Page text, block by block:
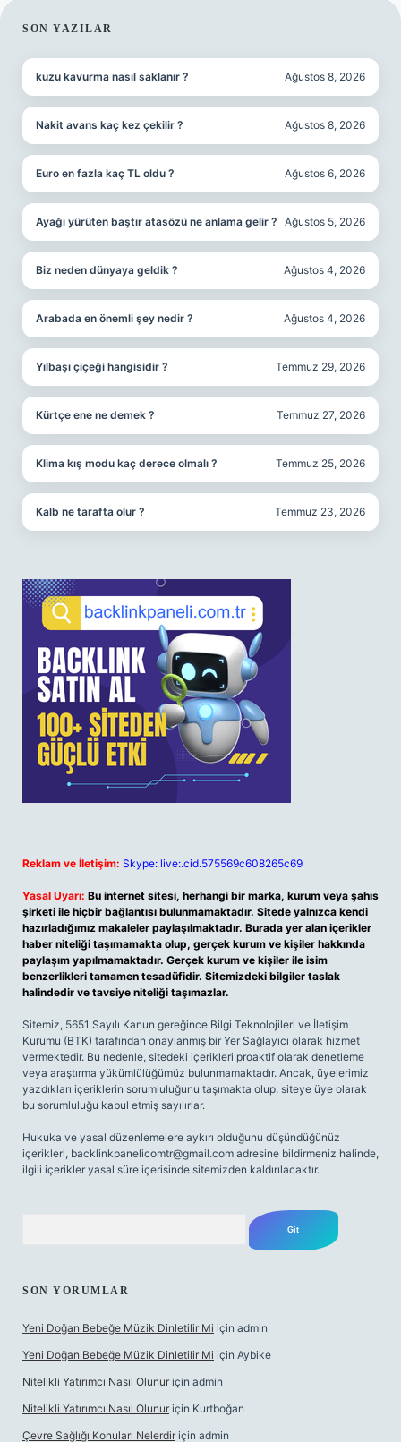
SIDEBAR
SON YAZILAR
kuzu kavurma nasıl saklanır ? Ağustos 8, 2026
Nakit avans kaç kez çekilir ? Ağustos 8, 2026
Euro en fazla kaç TL oldu ? Ağustos 6, 2026
Ayağı yürüten baştır atasözü ne anlama gelir ? Ağustos 5, 2026
Biz neden dünyaya geldik ? Ağustos 4, 2026
Arabada en önemli şey nedir ? Ağustos 4, 2026
Yılbaşı çiçeği hangisidir ? Temmuz 29, 2026
Kürtçe ene ne demek ? Temmuz 27, 2026
Klima kış modu kaç derece olmalı ? Temmuz 25, 2026
Kalb ne tarafta olur ? Temmuz 23, 2026
Reklam ve İletişim: Skype: live:.cid.575569c608265c69
Yasal Uyarı: Bu internet sitesi, herhangi bir marka, kurum veya şahıs
şirketi ile hiçbir bağlantısı bulunmamaktadır. Sitede yalnızca kendi
hazırladığımız makaleler paylaşılmaktadır. Burada yer alan içerikler
haber niteliği taşımamakta olup, gerçek kurum ve kişiler hakkında
paylaşım yapılmamaktadır. Gerçek kurum ve kişiler ile isim
benzerlikleri tamamen tesadüfidir. Sitemizdeki bilgiler taslak
halindedir ve tavsiye niteliği taşımazlar.
Sitemiz, 5651 Sayılı Kanun gereğince Bilgi Teknolojileri ve İletişim
Kurumu (BTK) tarafından onaylanmış bir Yer Sağlayıcı olarak hizmet
vermektedir. Bu nedenle, sitedeki içerikleri proaktif olarak denetleme
veya araştırma yükümlülüğümüz bulunmamaktadır. Ancak, üyelerimiz
yazdıkları içeriklerin sorumluluğunu taşımakta olup, siteye üye olarak
bu sorumluluğu kabul etmiş sayılırlar.
Hukuka ve yasal düzenlemelere aykırı olduğunu düşündüğünüz
içerikleri, backlinkpanelicomtr@gmail.com adresine bildirmeniz halinde,
ilgili içerikler yasal süre içerisinde sitemizden kaldırılacaktır.
SON YORUMLAR
Yeni Doğan Bebeğe Müzik Dinletilir Mi için admin
Yeni Doğan Bebeğe Müzik Dinletilir Mi için Aybike
Nitelikli Yatırımcı Nasıl Olunur için admin
Nitelikli Yatırımcı Nasıl Olunur için Kurtboğan
Çevre Sağlığı Konuları Nelerdir için admin